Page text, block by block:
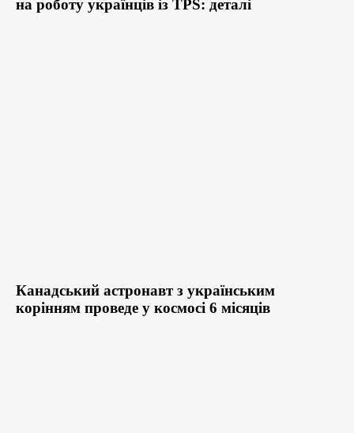
на роботу українців із TPS: деталі
Канадський астронавт з українським
корінням проведе у космосі 6 місяців